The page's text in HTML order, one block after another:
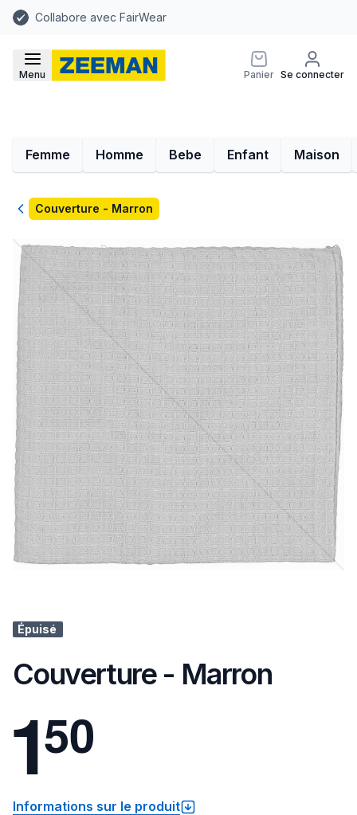
Collabore avec FairWear
Menu Panier Se connecter
Femme Homme Bebe Enfant Maison
RetourCouverture - Marron
Épuisé
Couverture - Marron
150
Informations sur le produit